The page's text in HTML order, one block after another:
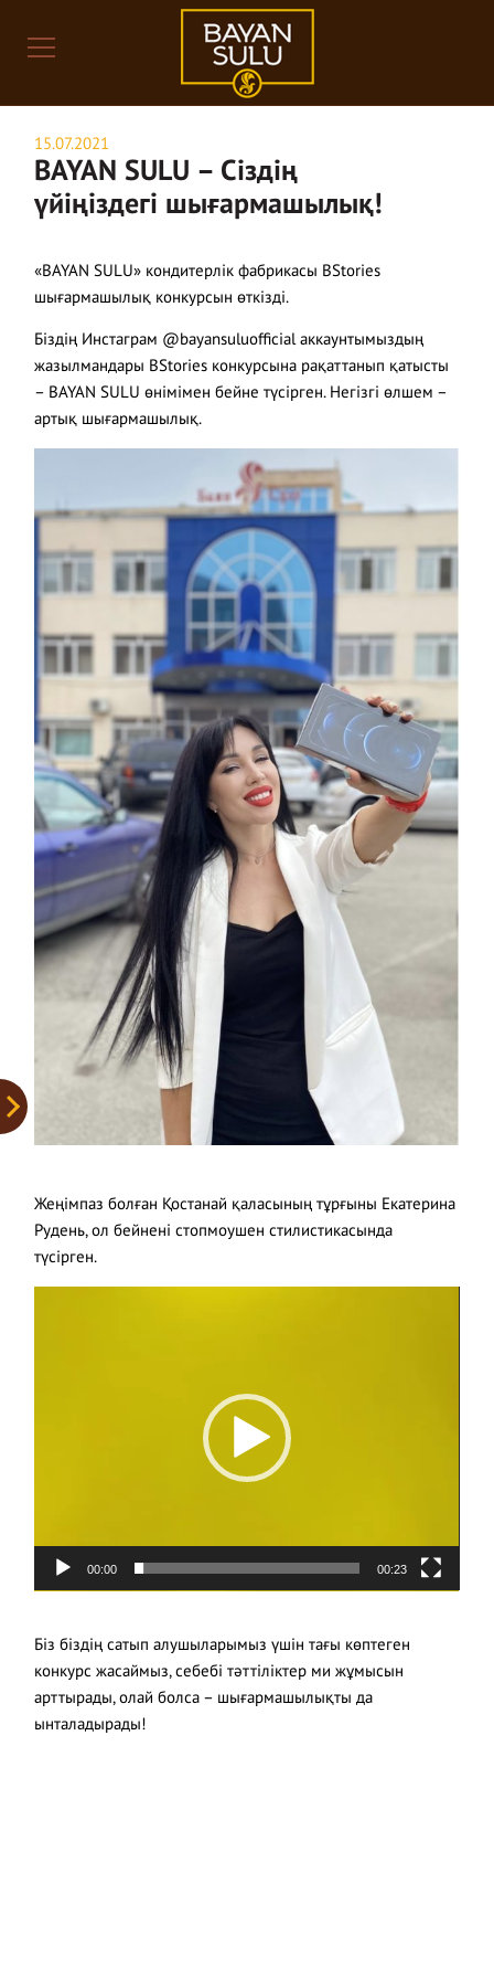
15.07.2021
BAYAN SULU – Сіздің
үйіңіздегі шығармашылық!
«BAYAN SULU» кондитерлік фабрикасы BStories
шығармашылық конкурсын өткізді.
Біздің Инстаграм @bayansuluofficial аккаунтымыздың
жазылмандары BStories конкурсына рақаттанып қатысты
– BAYAN SULU өнімімен бейне түсірген. Негізгі өлшем –
артық шығармашылық.
Жеңімпаз болған Қостанай қаласының тұрғыны Екатерина
Рудень, ол бейнені стопмоушен стилистикасында
түсірген.
00:00 00:23
Біз біздің сатып алушыларымыз үшін тағы көптеген
конкурс жасаймыз, себебі тәттіліктер ми жұмысын
арттырады, олай болса – шығармашылықты да
ынталадырады!